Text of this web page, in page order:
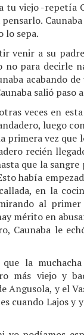
tu viejo -repetía
lo sepa.
venir a su
no para decirle
acabando
salió paso
veces en
luego
primera vez
recién
que la
había
en la
al primer
mérito en
Caunaba le
que la
más viejo y
Angusola, y el
cuando Lajos y